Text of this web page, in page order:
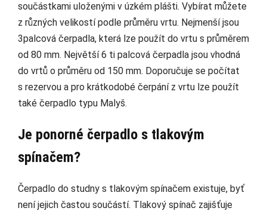
součástkami uloženými v úzkém plášti. Vybírat můžete
z různých velikostí podle průměru vrtu. Nejmenší jsou
3palcová čerpadla, která lze použít do vrtu s průměrem
od 80 mm. Největší 6 ti palcová čerpadla jsou vhodná
do vrtů o průměru od 150 mm. Doporučuje se počítat
s rezervou a pro krátkodobé čerpání z vrtu lze použít
také čerpadlo typu Malyš.
Je ponorné čerpadlo s tlakovým
spínačem?
Čerpadlo do studny s tlakovým spínačem existuje, byť
není jejich častou součástí. Tlakový spínač zajišťuje